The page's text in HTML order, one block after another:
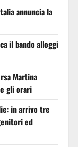
annuncia la
il bando alloggi
Martina
gli orari
in arrivo tre
ed